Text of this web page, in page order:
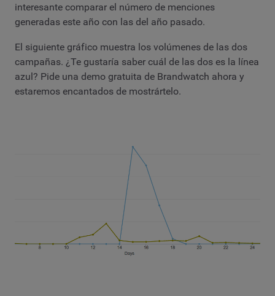
interesante comparar el número de menciones
generadas este año con las del año pasado.
El siguiente gráfico muestra los volúmenes de las dos
campañas. ¿Te gustaría saber cuál de las dos es la línea
azul? Pide una demo gratuita de Brandwatch ahora y
estaremos encantados de mostrártelo.